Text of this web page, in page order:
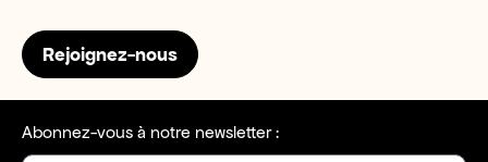
Rejoignez-nous
Abonnez-vous à notre newsletter :